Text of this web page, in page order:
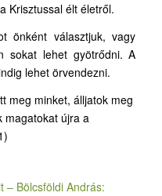
Krisztussal élt életről.
önként választjuk, vagy
sokat lehet gyötrődni. A
lehet örvendezni.
meg minket, álljatok meg
magatokat újra a
– Bölcsföldi András: